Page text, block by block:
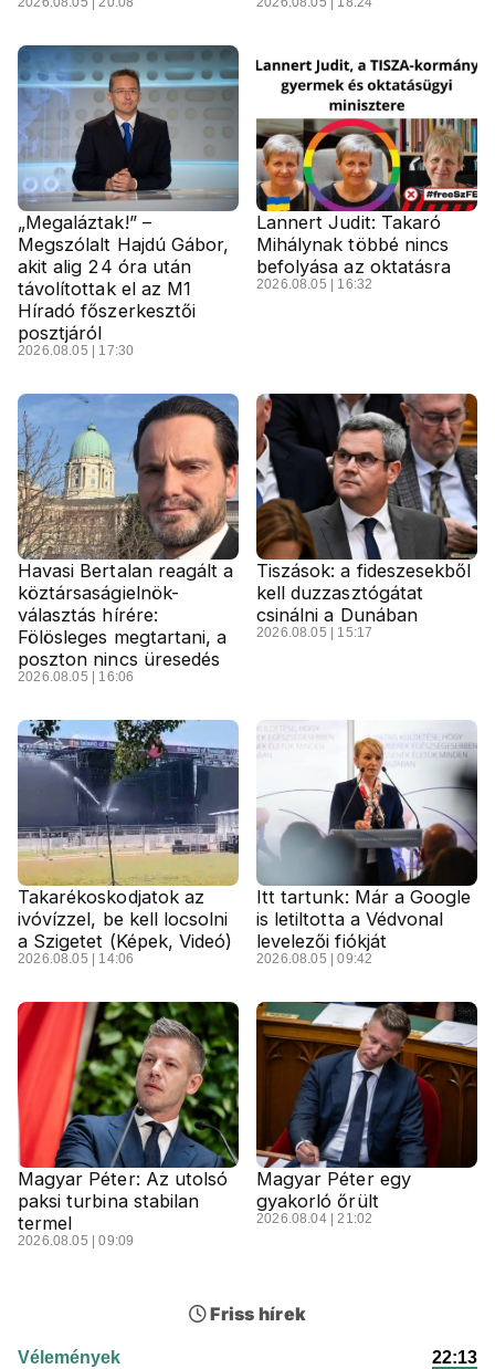
„Megaláztak!” –
Megszólalt Hajdú Gábor,
akit alig 24 óra után
távolítottak el az M1
Híradó főszerkesztői
posztjáról
2026.08.05 | 17:30
Lannert Judit: Takaró
Mihálynak többé nincs
befolyása az oktatásra
2026.08.05 | 16:32
Havasi Bertalan reagált a
köztársaságielnök-
választás hírére:
Fölösleges megtartani, a
poszton nincs üresedés
2026.08.05 | 16:06
Tiszások: a fideszesekből
kell duzzasztógátat
csinálni a Dunában
2026.08.05 | 15:17
Takarékoskodjatok az
ivóvízzel, be kell locsolni
a Szigetet (Képek, Videó)
2026.08.05 | 14:06
Itt tartunk: Már a Google
is letiltotta a Védvonal
levelezői fiókját
2026.08.05 | 09:42
Magyar Péter: Az utolsó
paksi turbina stabilan
termel
2026.08.05 | 09:09
Magyar Péter egy
gyakorló őrült
2026.08.04 | 21:02
Friss hírek
Vélemények 22:13